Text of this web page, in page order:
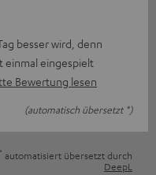
besser wird, denn
einmal eingespielt
Bewertung lesen
(automatisch übersetzt *)
* automatisiert übersetzt durch
DeepL